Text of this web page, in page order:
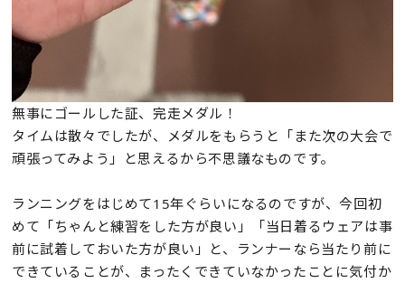
無事にゴールした証、完走メダル！
タイムは散々でしたが、メダルをもらうと「また次の大会で
頑張ってみよう」と思えるから不思議なものです。
ランニングをはじめて15年ぐらいになるのですが、今回初
めて「ちゃんと練習をした方が良い」「当日着るウェアは事
前に試着しておいた方が良い」と、ランナーなら当たり前に
できていることが、まったくできていなかったことに気付か